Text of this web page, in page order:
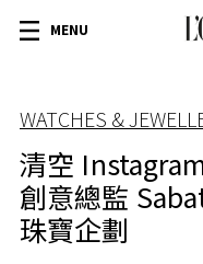
MENU
WATCHES &
清空
創意總監
珠寶企劃